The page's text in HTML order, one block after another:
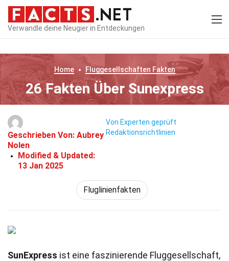
Verwandle deine Neugier in Entdeckungen
Home Fluggesellschaften Fakten
26 Fakten Über Sunexpress
Geschrieben Von: Aubrey
Nolen
Modified & Updated:
13 Jan 2025
Von Experten geprüft
Redaktionsrichtlinien
Fluglinienfakten
SunExpress ist eine faszinierende Fluggesellschaft,